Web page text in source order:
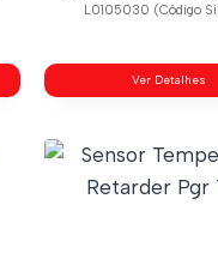
L0105030 (Código
Ver Detalhes